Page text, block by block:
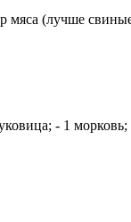
(лучше
- 1 морковь;